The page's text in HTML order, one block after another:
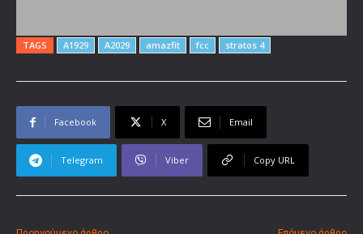
TAGS A1929 A2029 amazfit fcc stratos 4
Facebook X Email
Telegram Viber Copy URL